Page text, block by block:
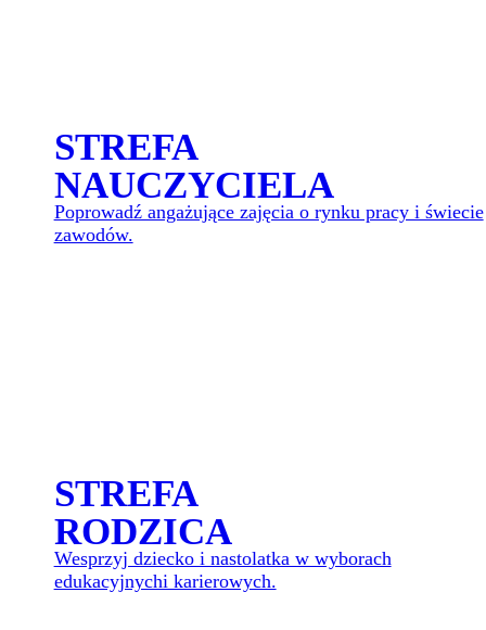
STREFA
NAUCZYCIELA
Poprowadź angażujące zajęcia o rynku pracy i świecie
zawodów.
STREFA
RODZICA
Wesprzyj dziecko i nastolatka w wyborach
edukacyjnychi karierowych.